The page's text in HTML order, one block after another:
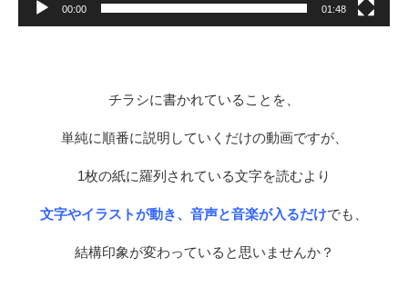
00:00 01:48
チラシに書かれていることを、
単純に順番に説明していくだけの動画ですが、
1枚の紙に羅列されている文字を読むより
文字やイラストが動き、音声と音楽が入るだけでも、
結構印象が変わっていると思いませんか？